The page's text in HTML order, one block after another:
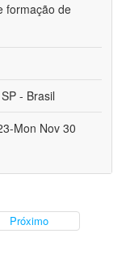
formação de
- Brasil
Mon Nov 30
Próximo